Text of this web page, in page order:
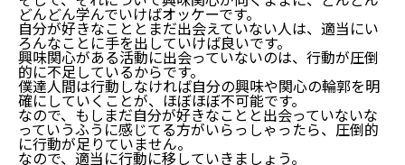
どんどん学んでいけばオッケーです。
自分が好きなこととまだ出会えていない人は、適当にい
ろんなことに手を出していけば良いです。
興味関心がある活動に出会っていないのは、行動が圧倒
的に不足しているからです。
僕達人間は行動しなければ自分の興味や関心の輪郭を明
確にしていくことが、ほぼほぼ不可能です。
なので、もしまだ自分が好きなことと出会っていないな
っていうふうに感じてる方がいらっしゃったら、圧倒的
に行動が足りていません。
なので、適当に行動に移していきましょう。